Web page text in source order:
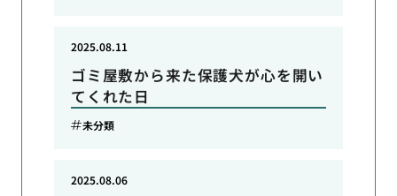
ゴミ屋敷から来た保護犬が心を開い
てくれた日
2025.08.11
未分類
2025.08.06